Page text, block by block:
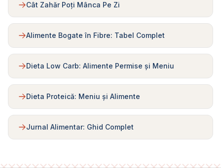
Cât Zahăr Poți Mânca Pe Zi
Alimente Bogate în Fibre: Tabel Complet
Dieta Low Carb: Alimente Permise și Meniu
Dieta Proteică: Meniu și Alimente
Jurnal Alimentar: Ghid Complet